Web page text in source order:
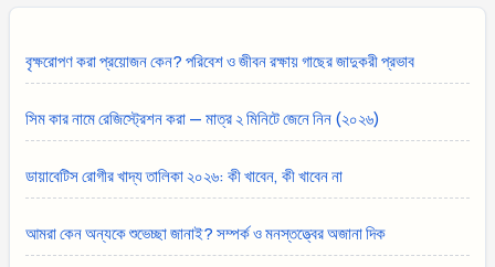
বৃক্ষরোপণ করা প্রয়োজন কেন? পরিবেশ ও জীবন রক্ষায় গাছের জাদুকরী প্রভাব
সিম কার নামে রেজিস্ট্রেশন করা — মাত্র ২ মিনিটে জেনে নিন (২০২৬)
ডায়াবেটিস রোগীর খাদ্য তালিকা ২০২৬: কী খাবেন, কী খাবেন না
আমরা কেন অন্যকে শুভেচ্ছা জানাই? সম্পর্ক ও মনস্তত্ত্বের অজানা দিক